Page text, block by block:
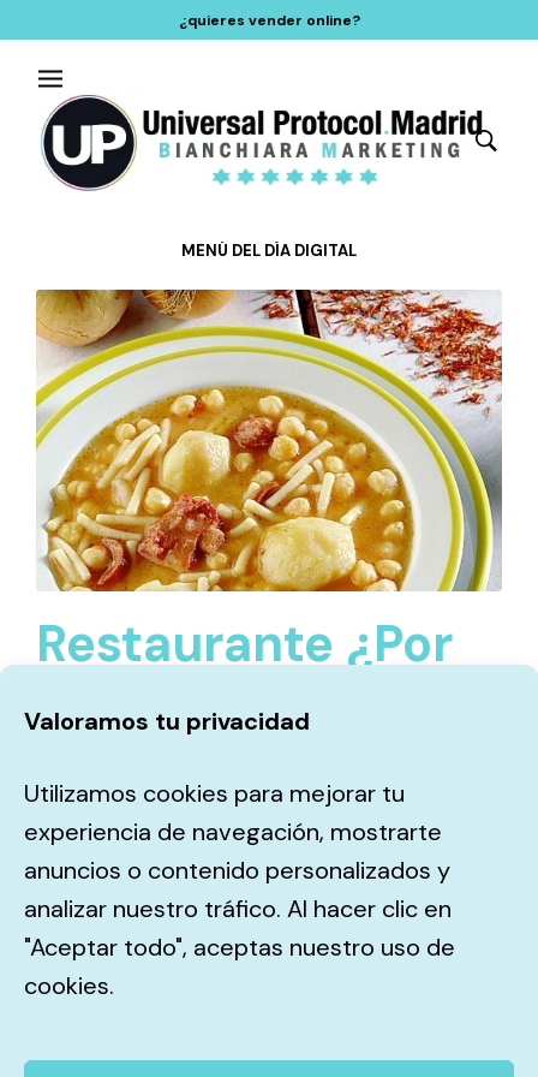
Valoramos tu privacidad
Utilizamos cookies para mejorar tu
experiencia de navegación, mostrarte
anuncios o contenido personalizados y
analizar nuestro tráfico. Al hacer clic en
"Aceptar todo", aceptas nuestro uso de
cookies.
¿quieres vender online?
MENÚ DEL DÍA DIGITAL
Restaurante ¿Por
qué tus mesas no
llenas?
06/02/2026